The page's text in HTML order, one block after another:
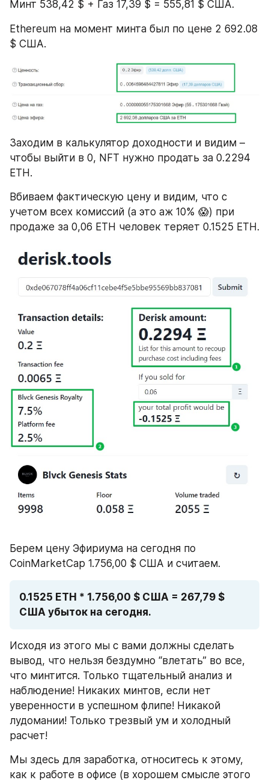
Минт 538,42 $ + Газ 17,39 $ = 555,81 $ США.
Ethereum на момент минта был по цене 2 692.08
$ США.
Заходим в калькулятор доходности и видим –
чтобы выйти в 0, NFT нужно продать за 0.2294
ETH.
Вбиваем фактическую цену и видим, что с
учетом всех комиссий (а это аж 10% 😱) при
продаже за 0,06 ETH человек теряет 0.1525 ETH.
Берем цену Эфириума на сегодня по
CoinMarketCap 1.756,00 $ США и считаем.
0.1525 ETH * 1.756,00 $ США = 267,79 $
США убыток на сегодня.
Исходя из этого мы с вами должны сделать
вывод, что нельзя бездумно “влетать” во все,
что минтится. Только тщательный анализ и
наблюдение! Никаких минтов, если нет
уверенности в успешном флипе! Никакой
лудомании! Только трезвый ум и холодный
расчет!
Мы здесь для заработка, относитесь к этому,
как к работе в офисе (в хорошем смысле этого